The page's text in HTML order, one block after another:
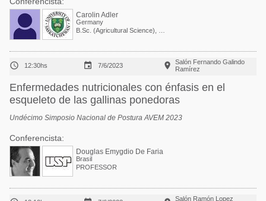
Carolin Adler
Germany
 12:30hs  7/6/2023 
Salón Fernando Galindo
Ramírez
Enfermedades nutricionales con énfasis en el
esqueleto de las gallinas ponedoras
Undécimo Simposio Nacional de Postura AVEM 2023
Conferencista:
Douglas Emygdio De Faria
Brasil
PROFESSOR
Salón Ramón Lopez